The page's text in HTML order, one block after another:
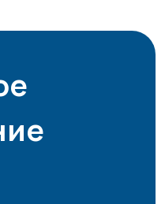
Перевозки, склад,